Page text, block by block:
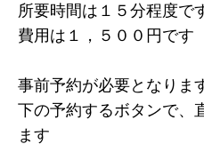
所要時間は１５分程度で
費用は１，５００円です
事前予約が必要となりま
下の予約するボタンで、
ます